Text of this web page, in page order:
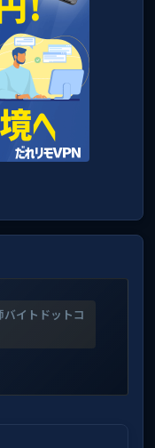
イトドットコ